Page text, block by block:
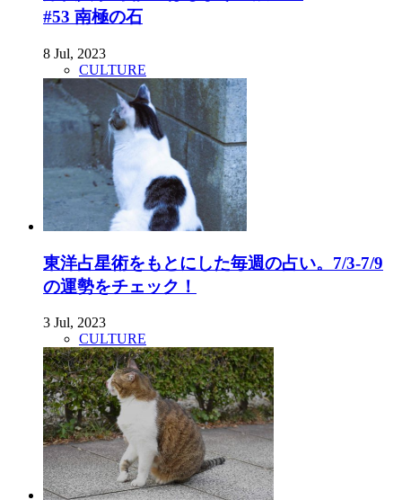
#53 南極の石
8 Jul, 2023
CULTURE
東洋占星術をもとにした毎週の占い。7/3-7/9
の運勢をチェック！
3 Jul, 2023
CULTURE